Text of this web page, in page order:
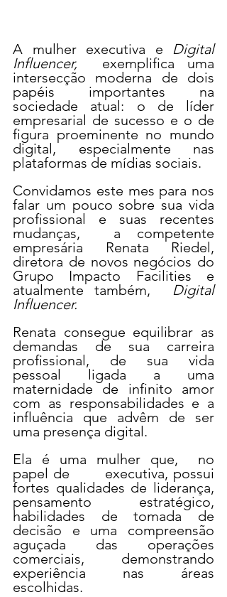
A mulher executiva e Digital
Influencer,
exemplifica uma
intersecção moderna de dois
papéis importantes na
sociedade atual: o de líder
empresarial de sucesso e o de
figura proeminente no mundo
digital, especialmente nas
plataformas de mídias sociais.
Convidamos este mes para nos
falar um pouco sobre sua vida
profissional e suas recentes
mudanças,  a competente
empresária Renata Riedel,
diretora de novos negócios do
Grupo Impacto Facilities e
atualmente também, Digital
Influencer.
Renata consegue equilibrar as
demandas de sua carreira
profissional, de sua vida
pessoal ligada a uma
maternidade de infinito amor
com as responsabilidades e a
influência que advêm de ser
uma presença digital.
Ela é uma mulher que,  no
papel de       executiva, possui
fortes qualidades de liderança,
pensamento estratégico,
habilidades de tomada de
decisão e uma compreensão
aguçada das operações
comerciais, demonstrando
experiência nas áreas
escolhidas.